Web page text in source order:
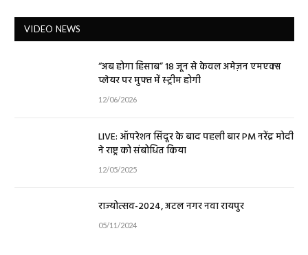
VIDEO NEWS
“अब होगा हिसाब” 18 जून से केवल अमेज़न एमएक्स
प्लेयर पर मुफ्त में स्ट्रीम होगी
12/06/2026
LIVE: ऑपरेशन सिंदूर के बाद पहली बार PM नरेंद्र मोदी
ने राष्ट्र को संबोधित किया
12/05/2025
राज्योत्सव-2024, अटल नगर नवा रायपुर
05/11/2024